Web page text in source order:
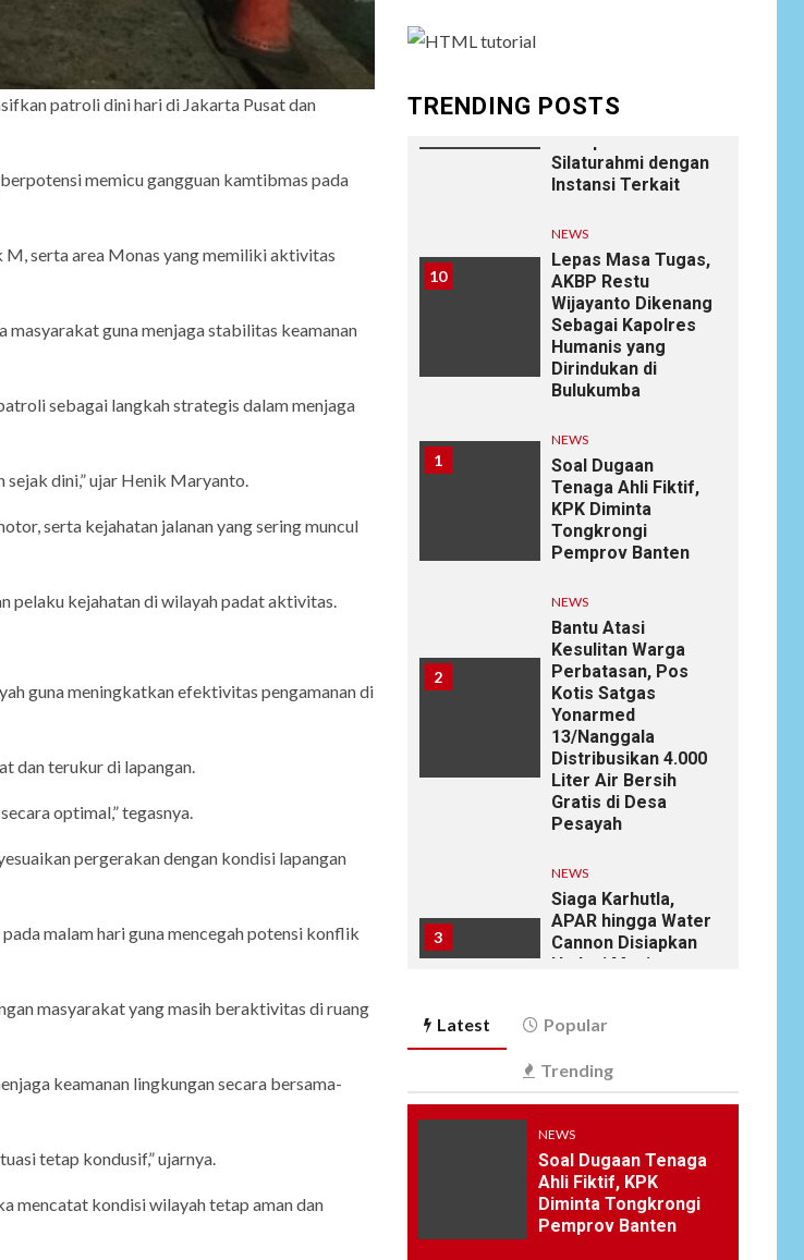
patroli dini hari di Jakarta Pusat dan
memicu gangguan kamtibmas pada
M, serta area Monas yang memiliki aktivitas
guna menjaga stabilitas keamanan
sebagai langkah strategis dalam menjaga
dini,” ujar Henik Maryanto.
serta kejahatan jalanan yang sering muncul
pelaku kejahatan di wilayah padat aktivitas.
guna meningkatkan efektivitas pengamanan di
dan terukur di lapangan.
optimal,” tegasnya.
pergerakan dengan kondisi lapangan
malam hari guna mencegah potensi konflik
masyarakat yang masih beraktivitas di ruang
keamanan lingkungan secara bersama-
tetap kondusif,” ujarnya.
mencatat kondisi wilayah tetap aman dan
TRENDING POSTS
9
Laksanakan
Anjangsana Untuk
Silaturahmi dengan
Instansi Terkait
10
NEWS
Lepas Masa Tugas,
AKBP Restu
Wijayanto Dikenang
Sebagai Kapolres
Humanis yang
Dirindukan di
Bulukumba
1
NEWS
Soal Dugaan
Tenaga Ahli Fiktif,
KPK Diminta
Tongkrongi
Pemprov Banten
2
NEWS
Bantu Atasi
Kesulitan Warga
Perbatasan, Pos
Kotis Satgas
Yonarmed
13/Nanggala
Distribusikan 4.000
Liter Air Bersih
Gratis di Desa
Pesayah
3
NEWS
Siaga Karhutla,
APAR hingga Water
Cannon Disiapkan
Hadapi Musim
Bakar Lahan
Pun
Ucapan Diduga
Merendahkan
Wartawan Dinilai
Cederai Martabat
Profesi Jurnalistik
Latest Popular
Trending
NEWS
Soal Dugaan Tenaga
Ahli Fiktif, KPK
Diminta Tongkrongi
Pemprov Banten